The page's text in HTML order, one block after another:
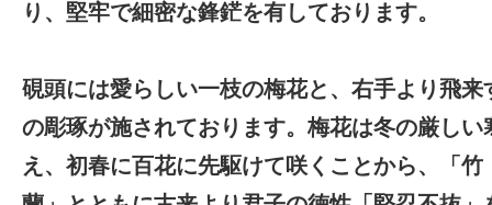
り、堅牢で細密な鋒鋩を有しております。
硯頭には愛らしい一枝の梅花と、右手より飛来
の彫琢が施されております。梅花は冬の厳しい
え、初春に百花に先駆けて咲くことから、「竹